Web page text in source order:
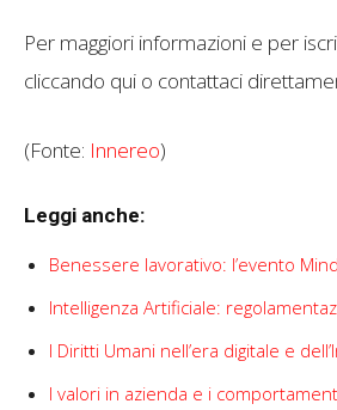
Per maggiori informazioni e per
cliccando qui o contattaci
(Fonte: Innereo)
Leggi anche:
Benessere lavorativo: l’evento
Intelligenza Artificiale:
I Diritti Umani nell’era digitale e
I valori in azienda e i